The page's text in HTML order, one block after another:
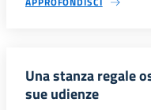
Una stanza regale
sue udienze